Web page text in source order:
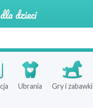
Produkty
Sklepy
Ubrania Gry i zabawki